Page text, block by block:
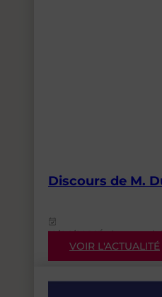
Discours de M.
12/06/2026
VOIR L'ACTUALITÉ